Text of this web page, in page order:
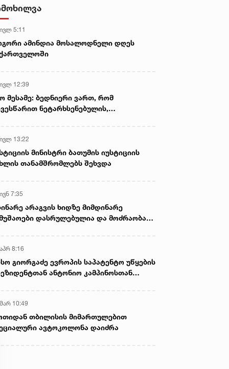
გავრცელების ფაქტებზე, ერთ
5:11
ამინდია მოსალოდნელი დღეს
12:39
მესამე: ბედნიერი ვართ, რომ
ნეტარხსენებულის,
13:22
მინისტრი ბათუმის იუსტიციის
თანამშრომლებს შეხვდა
7:35
არაგვის ხიდზე მიმდინარე
დასრულებულია და მოძრაობა
8:16
გიორგაძე ევროპის საპატენტო უწყების
ანტონიო კამპინოსთან
10:49
თბილისის მიმართულებით
ავტოკოლონა დაიძრა